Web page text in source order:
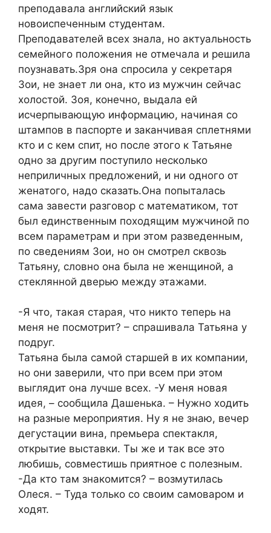
преподавала английский язык
новоиспеченным студентам.
Преподавателей всех знала, но актуальность
семейного положения не отмечала и решила
поузнавать.Зря она спросила у секретаря
Зои, не знает ли она, кто из мужчин сейчас
холостой. Зоя, конечно, выдала ей
исчерпывающую информацию, начиная со
штампов в паспорте и заканчивая сплетнями
кто и с кем спит, но после этого к Татьяне
одно за другим поступило несколько
неприличных предложений, и ни одного от
женатого, надо сказать.Она попыталась
сама завести разговор с математиком, тот
был единственным походящим мужчиной по
всем параметрам и при этом разведенным,
по сведениям Зои, но он смотрел сквозь
Татьяну, словно она была не женщиной, а
стеклянной дверью между этажами.
-Я что, такая старая, что никто теперь на
меня не посмотрит? – спрашивала Татьяна у
подруг.
Татьяна была самой старшей в их компании,
но они заверили, что при всем при этом
выглядит она лучше всех. -У меня новая
идея, – сообщила Дашенька. – Нужно ходить
на разные мероприятия. Ну я не знаю, вечер
дегустации вина, премьера спектакля,
открытие выставки. Ты же и так все это
любишь, совместишь приятное с полезным.
-Да кто там знакомится? – возмутилась
Олеся. – Туда только со своим самоваром и
ходят.